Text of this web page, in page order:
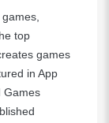
top
games
in App
Games